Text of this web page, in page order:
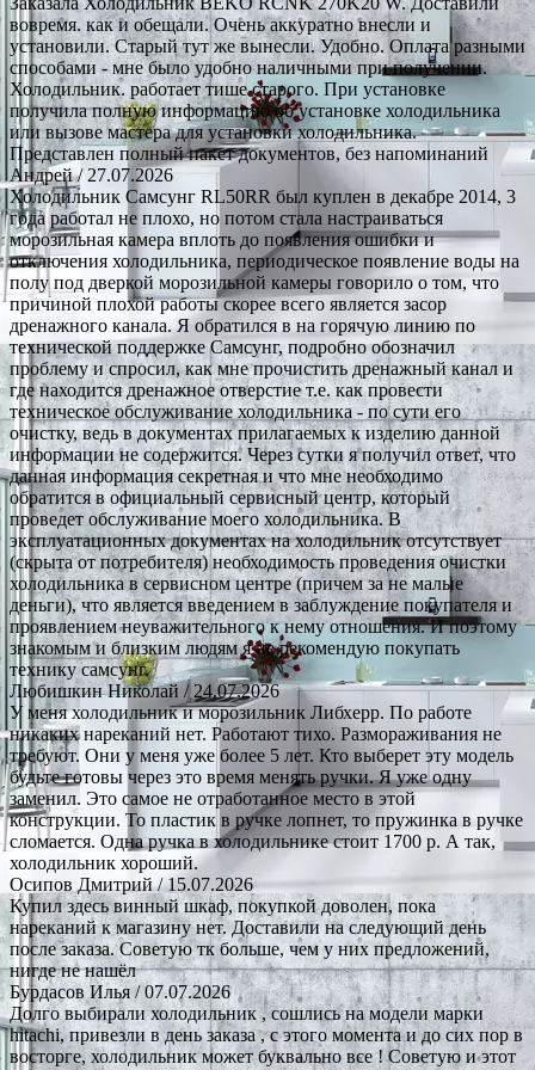
вовремя. как и обещали. Очень аккуратно внесли и
установили. Старый тут же вынесли. Удобно. Оплата разными
способами - мне было удобно наличными при получении.
Холодильник. работает тише старого. При установке
получила полную информацию об установке холодильника
или вызове мастера для установки холодильника.
Представлен полный пакет документов, без напоминаний
Андрей/ 27.07.2026
Холодильник Самсунг RL50RR был куплен в декабре 2014, 3
года работал не плохо, но потом стала настраиваться
морозильная камера вплоть до появления ошибки и
отключения холодильника, периодическое появление воды на
полу под дверкой морозильной камеры говорило о том, что
причиной плохой работы скорее всего является засор
дренажного канала. Я обратился в на горячую линию по
технической поддержке Самсунг, подробно обозначил
проблему и спросил, как мне прочистить дренажный канал и
где находится дренажное отверстие т.е. как провести
техническое обслуживание холодильника - по сути его
очистку, ведь в документах прилагаемых к изделию данной
информации не содержится. Через сутки я получил ответ, что
данная информация секретная и что мне необходимо
обратится в официальный сервисный центр, который
проведет обслуживание моего холодильника. В
эксплуатационных документах на холодильник отсутствует
(скрыта от потребителя) необходимость проведения очистки
холодильника в сервисном центре (причем за не малые
деньги), что является введением в заблуждение покупателя и
проявлением неуважительного к нему отношения. И поэтому
знакомым и близким людям я не рекомендую покупать
технику самсунг.
Любишкин Николай/ 24.07.2026
У меня холодильник и морозильник Либхерр. По работе
никаких нареканий нет. Работают тихо. Размораживания не
требуют. Они у меня уже более 5 лет. Кто выберет эту модель
будьте готовы через это время менять ручки. Я уже одну
заменил. Это самое не отработанное место в этой
конструкции. То пластик в ручке лопнет, то пружинка в ручке
сломается. Одна ручка в холодильнике стоит 1700 р. А так,
холодильник хороший.
Осипов Дмитрий/ 15.07.2026
Купил здесь винный шкаф, покупкой доволен, пока
нареканий к магазину нет. Доставили на следующий день
после заказа. Советую тк больше, чем у них предложений,
нигде не нашёл
Бурдасов Илья / 07.07.2026
Долго выбирали холодильник , сошлись на модели марки
hitachi, привезли в день заказа , с этого момента и до сих пор в
восторге, холодильник может буквально все ! Советую и этот